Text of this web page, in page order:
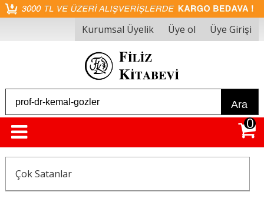
Kurumsal Üyelik Üye ol Üye Girişi
Ara
0
Çok Satanlar